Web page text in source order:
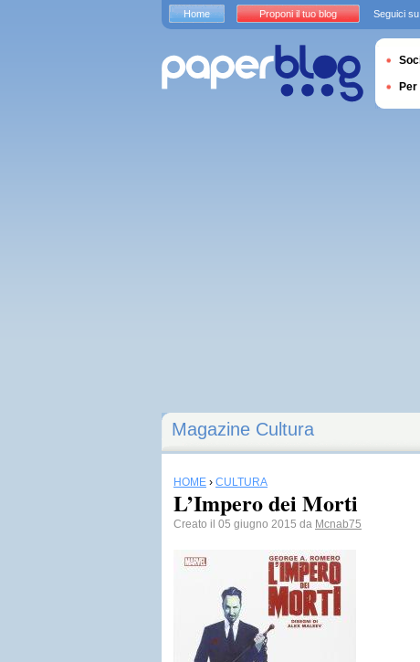
Magazine Cultura
HOME › CULTURA
L’Impero dei Morti
Creato il 05 giugno 2015 da Mcnab75
Home Proponi il tuo blog Seguici su
Per